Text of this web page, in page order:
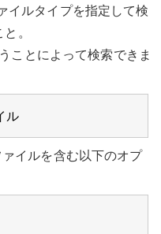
イルタイプを指定して検
。
ことによって検索できま
ル
イルを含む以下のオプ